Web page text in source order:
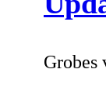
Grobes